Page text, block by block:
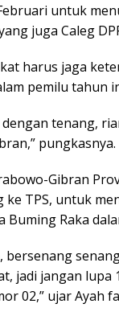
untuk
juga Caleg
harus jaga
pemilu tahun
tenang,
pungkasnya.
Gibran
TPS, untuk
Buming Raka
bersenang
jadi jangan lupa
02,” ujar Ayah